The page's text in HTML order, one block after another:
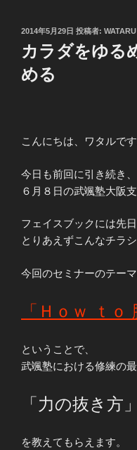
投
稿
日:
2014年5月29日 投稿者: WATARU
カラダをゆる
める
こんにちは、ワタルです
今日も前回に引き続き、
６月８日の武颯塾大阪
フェイスブックには先
とりあえずこんなチラ
今回のセミナーのテーマ
「Ｈｏｗ ｔｏ
ということで、
武颯塾における修練の
「力の抜き方」
を教えてもらえます。